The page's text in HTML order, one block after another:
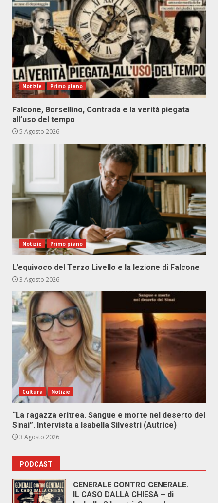
Notizie Primo piano
Falcone, Borsellino, Contrada e la verità piegata
all’uso del tempo
5 Agosto 2026
Notizie Primo piano
L’equivoco del Terzo Livello e la lezione di Falcone
3 Agosto 2026
Cultura Notizie
“La ragazza eritrea. Sangue e morte nel deserto del
Sinai”. Intervista a Isabella Silvestri (Autrice)
3 Agosto 2026
PODCAST
GENERALE CONTRO GENERALE.
IL CASO DALLA CHIESA – di